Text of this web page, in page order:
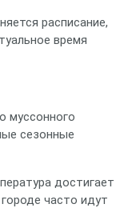
расписание,
время
муссонного
сезонные
достигает
часто идут